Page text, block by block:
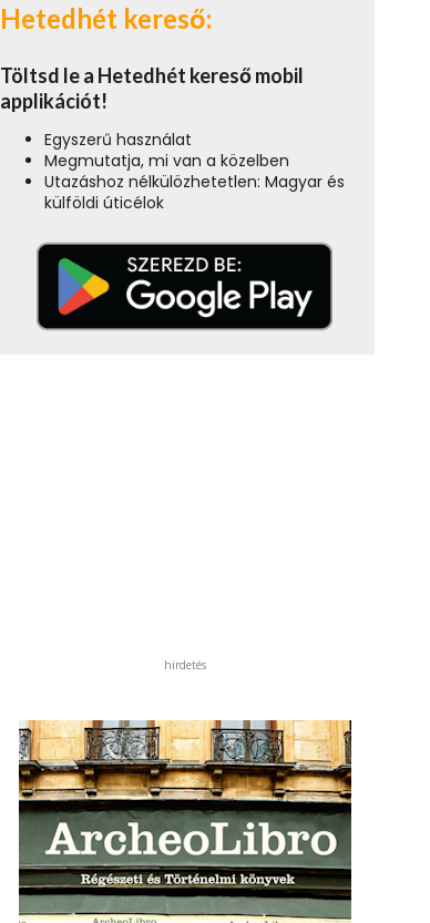
Hetedhét kereső:
Töltsd le a Hetedhét kereső mobil
applikációt!
Egyszerű használat
Megmutatja, mi van a közelben
Utazáshoz nélkülözhetetlen: Magyar és
külföldi úticélok
hirdetés